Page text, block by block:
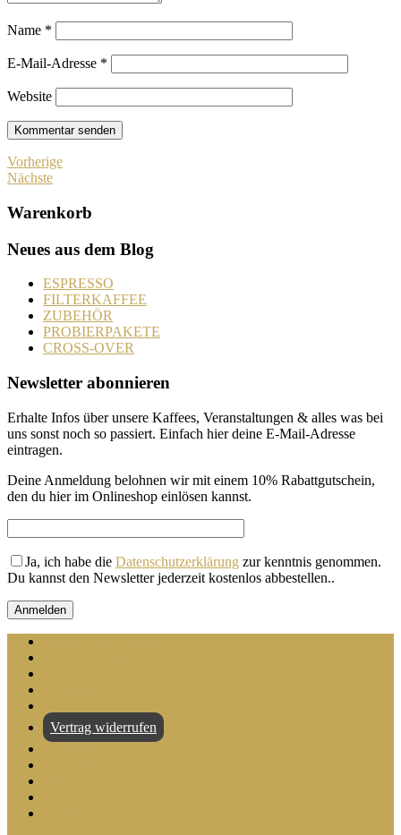
Name *
E-Mail-Adresse *
Website
Vorherige
Nächste
Warenkorb
Neues aus dem Blog
ESPRESSO
FILTERKAFFEE
ZUBEHÖR
PROBIERPAKETE
CROSS-OVER
Newsletter abonnieren
Erhalte Infos über unsere Kaffees, Veranstaltungen & alles was bei
uns sonst noch so passiert. Einfach hier deine E-Mail-Adresse
eintragen.
Deine Anmeldung belohnen wir mit einem 10% Rabattgutschein,
den du hier im Onlineshop einlösen kannst.
Ja, ich habe die Datenschutzerklärung zur kenntnis genommen.
Du kannst den Newsletter jederzeit kostenlos abbestellen..
Vertrag widerrufen